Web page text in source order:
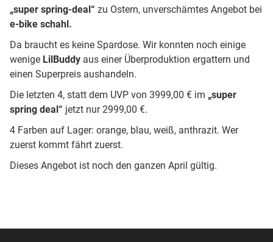
„super spring-deal“ zu Ostern, unverschämtes Angebot bei
e-bike schahl.
Da braucht es keine Spardose. Wir konnten noch einige
wenige LilBuddy aus einer Überproduktion ergattern und
einen Superpreis aushandeln.
Die letzten 4, statt dem UVP von 3999,00 € im „super
spring deal“ jetzt nur 2999,00 €.
4 Farben auf Lager: orange, blau, weiß, anthrazit. Wer
zuerst kommt fährt zuerst.
Dieses Angebot ist noch den ganzen April gültig.